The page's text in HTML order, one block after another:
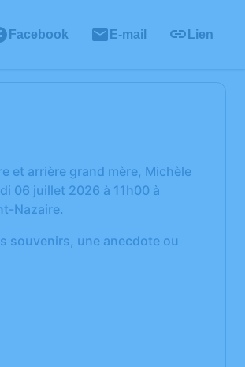
Facebook E-mail Lien
et arrière grand mère, Michèle
06 juillet 2026 à 11h00 à
Nazaire.
souvenirs, une anecdote ou